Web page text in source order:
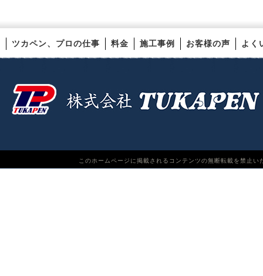
ツカペン、プロの仕事 料金 施工事例 お客様の声 よく
このホームページに掲載されるコンテンツの無断転載を禁